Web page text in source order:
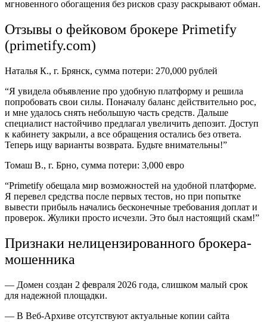
мгновенного обогащения без рисков сразу раскрывают обман.
Отзывы о фейковом брокере Primetify
(primetify.com)
Наталья К., г. Брянск, сумма потери: 270,000 рублей
“Я увидела объявление про удобную платформу и решила
попробовать свои силы. Поначалу баланс действительно рос,
и мне удалось снять небольшую часть средств. Дальше
специалист настойчиво предлагал увеличить депозит. Доступ
к кабинету закрыли, а все обращения остались без ответа.
Теперь ищу варианты возврата. Будьте внимательны!”
Томаш В., г. Брно, сумма потери: 3,000 евро
“Primetify обещала мир возможностей на удобной платформе.
Я перевел средства после первых тестов, но при попытке
вывести прибыль начались бесконечные требования доплат и
проверок. Жулики просто исчезли. Это был настоящий скам!”
Признаки нелицензированного брокера-
мошенника
— Домен создан 2 февраля 2026 года, слишком малый срок
для надежной площадки.
— В Веб-Архиве отсутствуют актуальные копии сайта